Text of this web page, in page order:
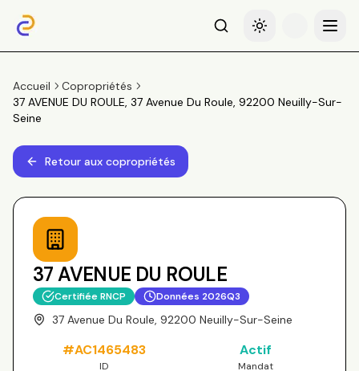
RechercheBasculer le thème
Menu
Accueil
Copropriétés
37 AVENUE DU ROULE, 37 Avenue Du Roule, 92200 Neuilly-Sur-
Seine
Retour aux copropriétés
37 AVENUE DU ROULE
Certifiée RNCP Données 2026Q3
37 Avenue Du Roule, 92200 Neuilly-Sur-Seine
#AC1465483
ID
Actif
Mandat